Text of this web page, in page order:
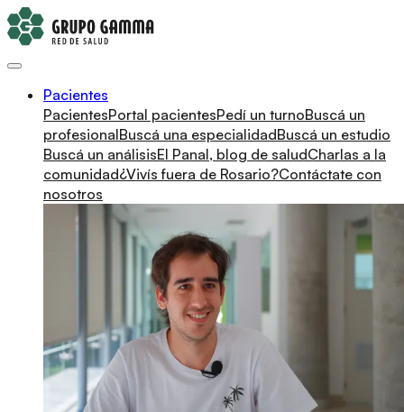
Pacientes
PacientesPortal pacientesPedí un turnoBuscá un
profesionalBuscá una especialidadBuscá un estudio
Buscá un análisisEl Panal, blog de saludCharlas a la
comunidad¿Vivís fuera de Rosario?Contáctate con
nosotros